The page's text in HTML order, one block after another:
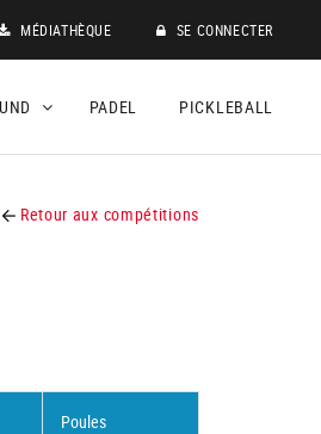
MÉDIATHÈQUE SE CONNECTER
PADEL PICKLEBALL
Retour aux compétitions
Poules